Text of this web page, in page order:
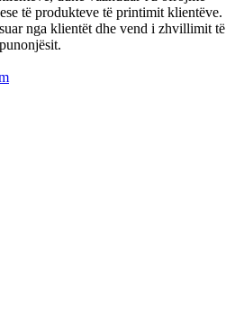
të produkteve të printimit klientëve.
nga klientët dhe vend i zhvillimit të